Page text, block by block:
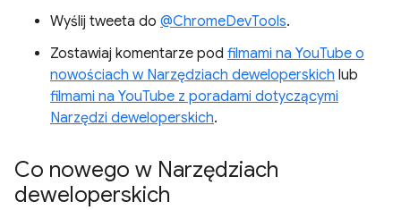
Wyślij tweeta do @ChromeDevTools.
Zostawiaj komentarze pod filmami na YouTube o
nowościach w Narzędziach deweloperskich lub
filmami na YouTube z poradami dotyczącymi
Narzędzi deweloperskich.
Co nowego w Narzędziach
deweloperskich